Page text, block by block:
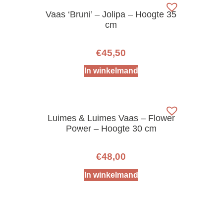
Vaas ‘Bruni’ – Jolipa – Hoogte 35
cm
€45,50
In winkelmand
Luimes & Luimes Vaas – Flower
Power – Hoogte 30 cm
€48,00
In winkelmand